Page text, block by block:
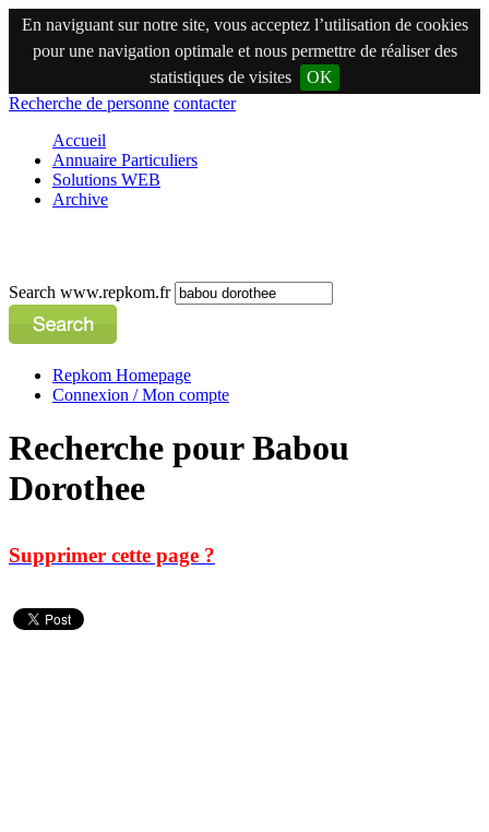
En naviguant sur notre site, vous acceptez l’utilisation de cookies
pour une navigation optimale et nous permettre de réaliser des
statistiques de visites
OK
Recherche de personne contacter
Accueil
Annuaire Particuliers
Solutions WEB
Archive
Search www.repkom.fr
Repkom Homepage
Connexion / Mon compte
Recherche pour Babou
Dorothee
Supprimer cette page ?